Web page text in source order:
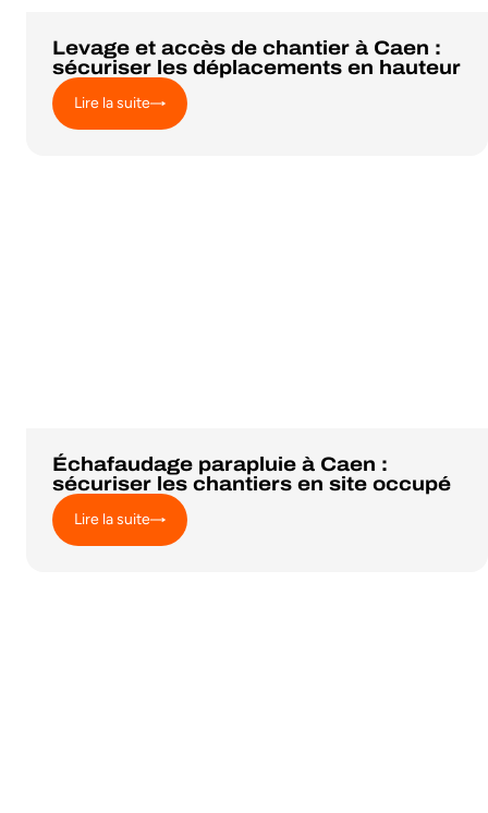
Levage et accès de chantier à Caen :
sécuriser les déplacements en hauteur
Lire la suite
Échafaudage parapluie à Caen :
sécuriser les chantiers en site occupé
Lire la suite